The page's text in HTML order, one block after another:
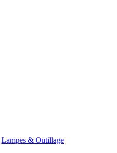
Lampes & Outillage